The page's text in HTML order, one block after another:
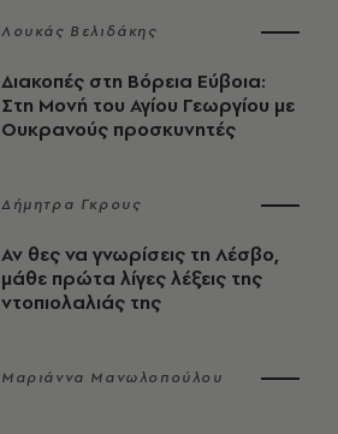
Λουκάς Βελιδάκης
Διακοπές στη Βόρεια Εύβοια:
Στη Μονή του Αγίου Γεωργίου με
Ουκρανούς προσκυνητές
Δήμητρα Γκρους
Αν θες να γνωρίσεις τη Λέσβο,
μάθε πρώτα λίγες λέξεις της
ντοπιολαλιάς της
Μαριάννα Μανωλοπούλου